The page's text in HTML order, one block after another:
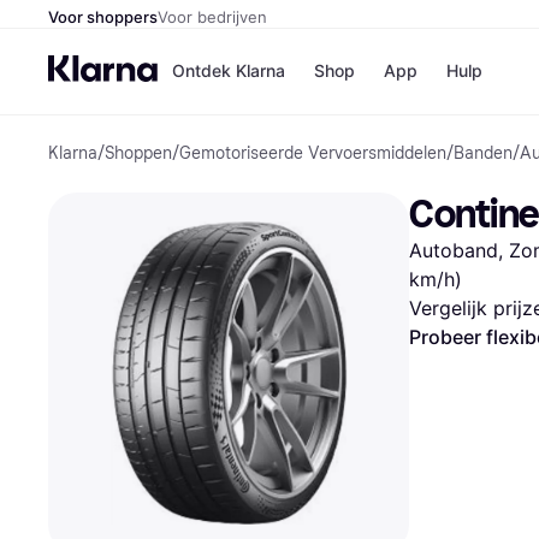
Voor shoppersVoor bedrijven
Ontdek Klarna Shop
Winkels
Bol
H&M
Kruidvat
App Hulp
Klarna/Shoppen/Gemotoriseerde Vervoersmiddelen/Banden/
Autoband,
km/h)
Vergelijk
Probeer